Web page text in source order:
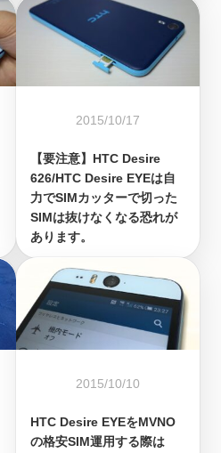
2015/10/17
【要注意】HTC Desire
626/HTC Desire EYEは自
力でSIMカッターで切った
SIMは抜けなくなる恐れが
あります。
2015/10/10
HTC Desire EYEをMVNO
の格安SIM運用する際は